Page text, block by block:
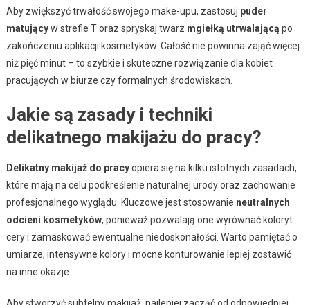
Aby zwiększyć trwałość swojego make-upu, zastosuj puder
matującyw strefie T oraz spryskaj twarz mgiełką utrwalającą po
zakończeniu aplikacji kosmetyków. Całość nie powinna zająć więcej
niż pięć minut – to szybkie i skuteczne rozwiązanie dla kobiet
pracujących w biurze czy formalnych środowiskach.
Jakie są zasady i techniki
delikatnego makijażu do pracy?
Delikatny makijaż do pracyopiera się na kilku istotnych zasadach,
które mają na celu podkreślenie naturalnej urody oraz zachowanie
profesjonalnego wyglądu. Kluczowe jest stosowanie neutralnych
odcieni kosmetyków, ponieważ pozwalają one wyrównać koloryt
cery i zamaskować ewentualne niedoskonałości. Warto pamiętać o
umiarze; intensywne kolory i mocne konturowanie lepiej zostawić
na inne okazje.
Aby stworzyć subtelny makijaż, najlepiej zacząć od odpowiedniej